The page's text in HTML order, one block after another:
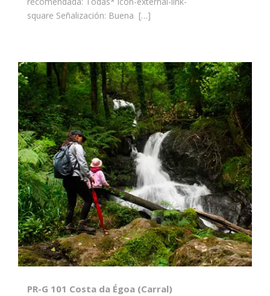
square Señalización: Buena […]
PR-G 101 Costa da Égoa (Carral)